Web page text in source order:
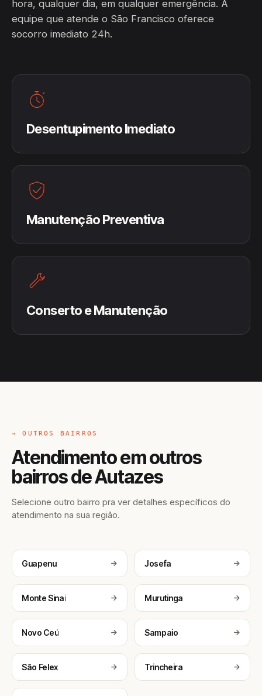
hora, qualquer dia, em qualquer emergência. A
equipe que atende o São Francisco oferece
socorro imediato 24h.
Desentupimento Imediato
Manutenção Preventiva
Conserto e Manutenção
→ OUTROS BAIRROS
Atendimento em outros
bairros de Autazes
Selecione outro bairro pra ver detalhes específicos do
atendimento na sua região.
Guapenu Josefa
Monte Sinai Murutinga
Novo Ceú Sampaio
São Felex Trincheira